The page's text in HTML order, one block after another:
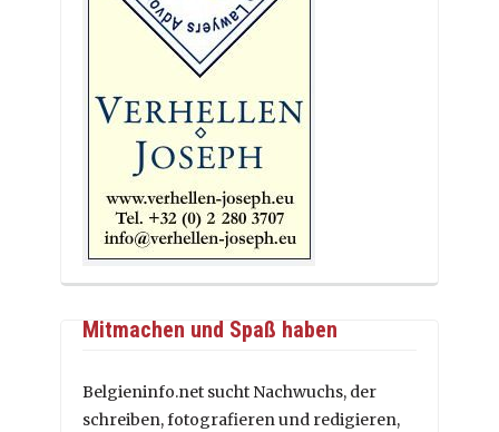
Mitmachen und Spaß haben
Belgieninfo.net sucht Nachwuchs, der
schreiben, fotografieren und redigieren,